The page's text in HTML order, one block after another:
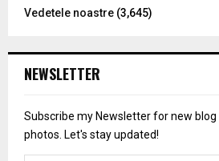
Vedetele noastre (3,645)
NEWSLETTER
Subscribe my Newsletter for new blog
photos. Let's stay updated!